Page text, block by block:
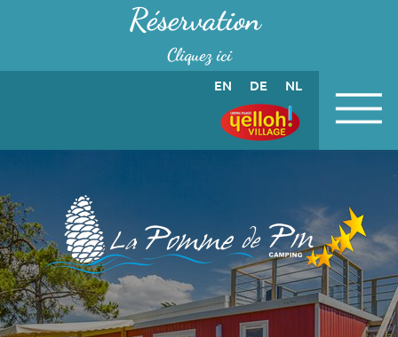
Panneau de gestion des cookiesRéservation
Cliquez ici
EN DE NL